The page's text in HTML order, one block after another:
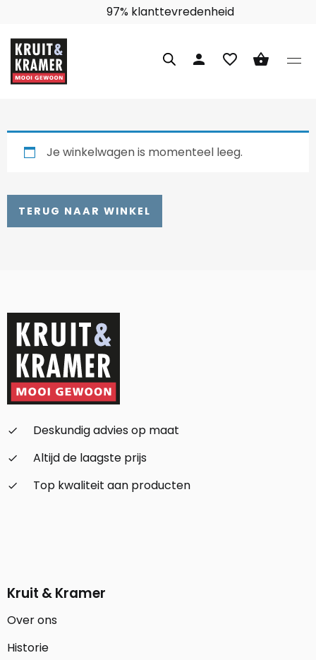
97% klanttevredenheid
person favorite_border shopping_basket
Je winkelwagen is momenteel leeg.
TERUG NAAR WINKEL
check_small
Deskundig advies op maat
check_small
Altijd de laagste prijs
check_small
Top kwaliteit aan producten
Kruit & Kramer
Over ons
Historie